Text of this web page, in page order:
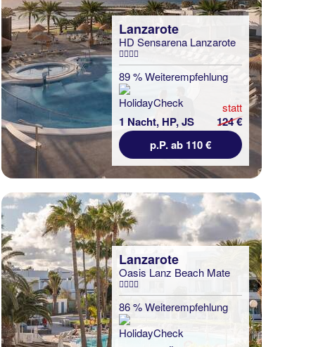
Lanzarote
HD Sensarena Lanzarote
89 % Weiterempfehlung
1 Nacht, HP, JS
statt
124 €
p.P. ab 110 €
Lanzarote
Oasis Lanz Beach Mate
86 % Weiterempfehlung